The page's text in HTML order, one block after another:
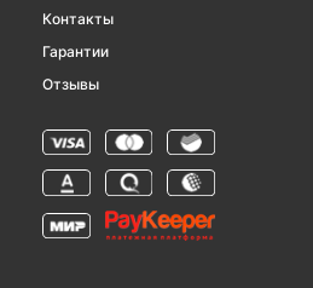
Контакты
Гарантии
Отзывы